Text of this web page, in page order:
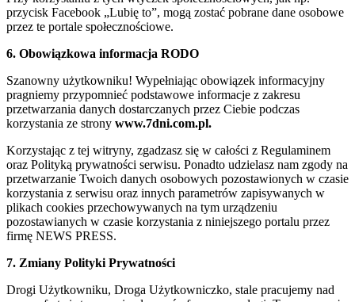
przycisk Facebook „Lubię to”, mogą zostać pobrane dane osobowe
przez te portale społecznościowe.
6. Obowiązkowa informacja RODO
Szanowny użytkowniku! Wypełniając obowiązek informacyjny
pragniemy przypomnieć podstawowe informacje z zakresu
przetwarzania danych dostarczanych przez Ciebie podczas
korzystania ze strony www.7dni.com.pl.
Korzystając z tej witryny, zgadzasz się w całości z Regulaminem
oraz Polityką prywatności serwisu. Ponadto udzielasz nam zgody na
przetwarzanie Twoich danych osobowych pozostawionych w czasie
korzystania z serwisu oraz innych parametrów zapisywanych w
plikach cookies przechowywanych na tym urządzeniu
pozostawianych w czasie korzystania z niniejszego portalu przez
firmę NEWS PRESS.
7. Zmiany Polityki Prywatności
Drogi Użytkowniku, Droga Użytkowniczko, stale pracujemy nad